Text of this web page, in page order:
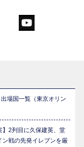
場国一覧（東京オリン
】2列目に久保建英、堂
戦の先発イレブンを厳